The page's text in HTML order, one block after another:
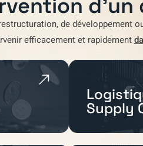
,de développement
efficacement et rapidement
Supply